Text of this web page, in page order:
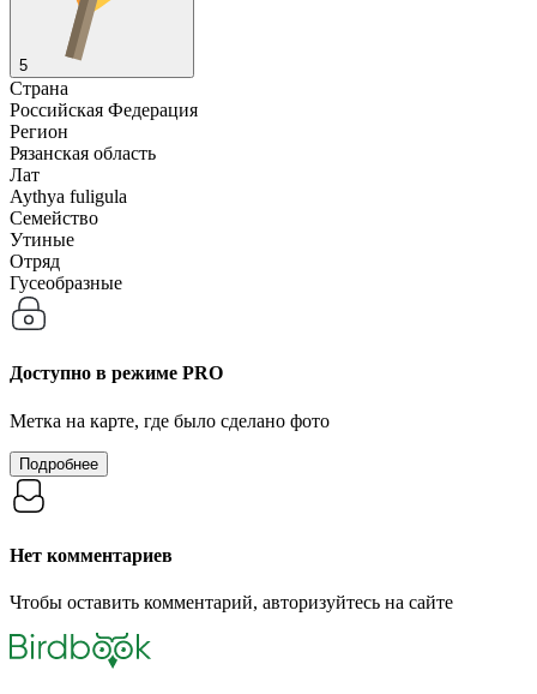
5
Страна
Российская Федерация
Регион
Рязанская область
Лат
Aythya fuligula
Семейство
Утиные
Отряд
Гусеобразные
Доступно в режиме PRO
Метка на карте, где было сделано фото
Подробнее
Нет комментариев
Чтобы оставить комментарий, авторизуйтесь на сайте